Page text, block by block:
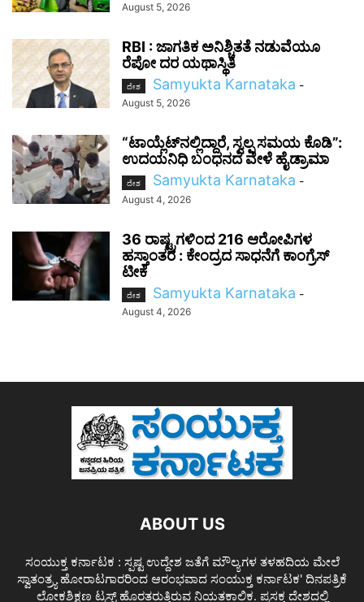
August 5, 2026
RBI : ಜಾಗತಿಕ ಅನಿಶ್ಚಿತತೆ ನಡುವೆಯೂ
ರೆಪೋ ದರ ಯಥಾಸ್ಥಿತಿ
ದೇಶ Samyukta Karnataka -
August 5, 2026
“ಟಾಯ್ಲೆಟ್‌ನಲ್ಲಿದ್ದಾರೆ, ಸ್ವಲ್ಪ ಸಮಯ ಕೊಡಿ”:
ಉದಯನಿಧಿ ಬಂಧನದ ವೇಳೆ ಹೈಡ್ರಾಮಾ
ದೇಶ Samyukta Karnataka -
August 4, 2026
36 ರಾಷ್ಟ್ರಗಳಿಂದ 216 ಆರೋಪಿಗಳ
ಹಸ್ತಾಂತರ : ಕೇಂದ್ರದ ಸಾಧನೆಗೆ ಕಾಂಗ್ರೆಸ್
ಟೀಕೆ
ದೇಶ Samyukta Karnataka -
August 4, 2026
ABOUT US
ಸಂಯುಕ್ತ ಕರ್ನಾಟಕ : ಸ್ಪಷ್ಟ ಉದ್ದೇಶ ಜತೆಗೆ ಮೌಲ್ಯಗಳ ತಳಹದಿಯ ಮೇಲೆ
ಸ್ವಾತಂತ್ರ್ಯ ಹೋರಾಟಗಾರರಿಂದ ಆರಂಭವಾದ ಸಂಯುಕ್ತ ಕರ್ನಾಟಕ' ದಿನಪತ್ರಿಕೆ
ಲೋಕಶಿಕ್ಷಣ ಟ್ರಸ್ಟ್ ಹೊರತರುತ್ತಿರುವ ನಿಯತಕಾಲಿಕ. ಪ್ರಸಕ್ತ ದೇಶದಲ್ಲಿ